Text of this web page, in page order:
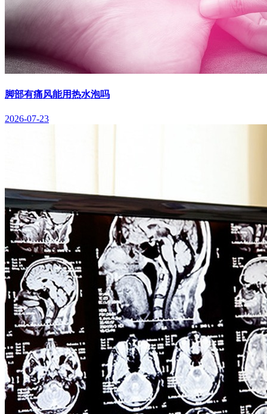
脚部有痛风能用热水泡吗
2026-07-23